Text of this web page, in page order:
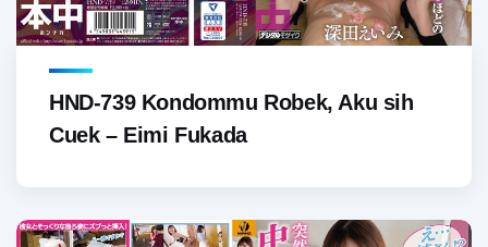
HND-739 Kondommu Robek, Aku sih
Cuek – Eimi Fukada